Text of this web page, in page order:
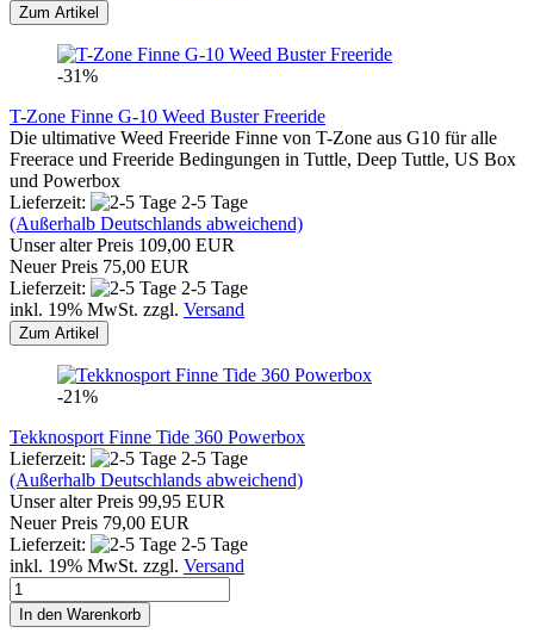
Zum Artikel
-31%
T-Zone Finne G-10 Weed Buster Freeride
Die ultimative Weed Freeride Finne von T-Zone aus G10 für alle
Freerace und Freeride Bedingungen in Tuttle, Deep Tuttle, US Box
und Powerbox
Lieferzeit:
2-5 Tage
(Außerhalb Deutschlands abweichend)
Unser alter Preis 109,00 EUR
Neuer Preis 75,00 EUR
Lieferzeit:
2-5 Tage
inkl. 19% MwSt. zzgl. Versand
Zum Artikel
-21%
Tekknosport Finne Tide 360 Powerbox
Lieferzeit:
2-5 Tage
(Außerhalb Deutschlands abweichend)
Unser alter Preis 99,95 EUR
Neuer Preis 79,00 EUR
Lieferzeit:
2-5 Tage
inkl. 19% MwSt. zzgl. Versand
In den Warenkorb